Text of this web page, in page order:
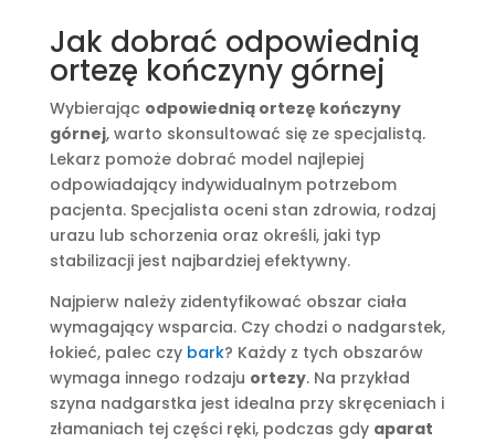
Jak dobrać odpowiednią
ortezę kończyny górnej
Wybierając odpowiednią ortezę kończyny
górnej, warto skonsultować się ze specjalistą.
Lekarz pomoże dobrać model najlepiej
odpowiadający indywidualnym potrzebom
pacjenta. Specjalista oceni stan zdrowia, rodzaj
urazu lub schorzenia oraz określi, jaki typ
stabilizacji jest najbardziej efektywny.
Najpierw należy zidentyfikować obszar ciała
wymagający wsparcia. Czy chodzi o nadgarstek,
łokieć, palec czy bark? Każdy z tych obszarów
wymaga innego rodzaju ortezy. Na przykład
szyna nadgarstka jest idealna przy skręceniach i
złamaniach tej części ręki, podczas gdy aparat